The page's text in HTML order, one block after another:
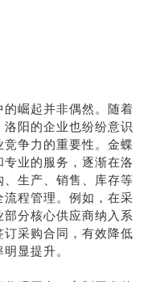
崛起并非偶然。随着
阳的企业也纷纷意识
争力的重要性。金蝶
业的服务，逐渐在洛
生产、销售、库存等
程管理。例如，在采
分核心供应商纳入系
采购合同，有效降低
显提升。